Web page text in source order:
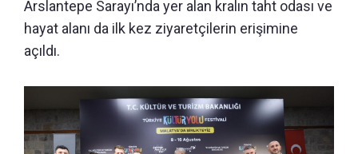
Arslantepe Sarayı’nda yer alan kralın taht odası ve
hayat alanı da ilk kez ziyaretçilerin erişimine
açıldı.